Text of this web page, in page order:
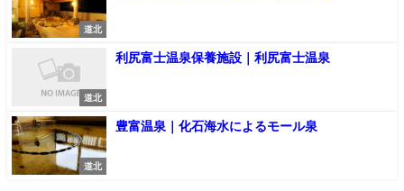
道北
道北
利尻富士温泉保養施設｜利尻富士温泉
道北
豊富温泉｜化石海水によるモール泉